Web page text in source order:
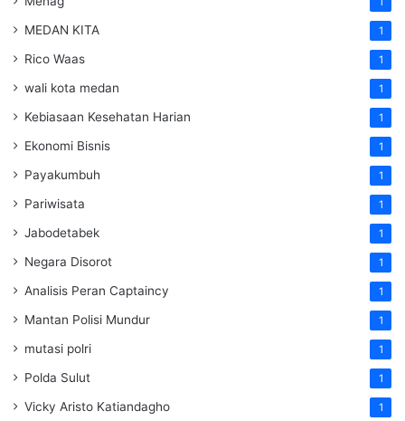
MEDAN KITA 1
Rico Waas 1
wali kota medan 1
Kebiasaan Kesehatan Harian 1
Ekonomi Bisnis 1
Payakumbuh 1
Pariwisata 1
Jabodetabek 1
Negara Disorot 1
Analisis Peran Captaincy 1
Mantan Polisi Mundur 1
mutasi polri 1
Polda Sulut 1
Vicky Aristo Katiandagho 1